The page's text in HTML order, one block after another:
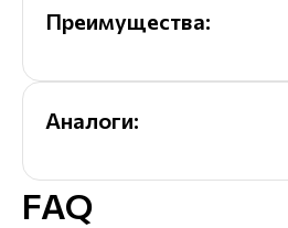
Преимущества:
Аналоги:
FAQ